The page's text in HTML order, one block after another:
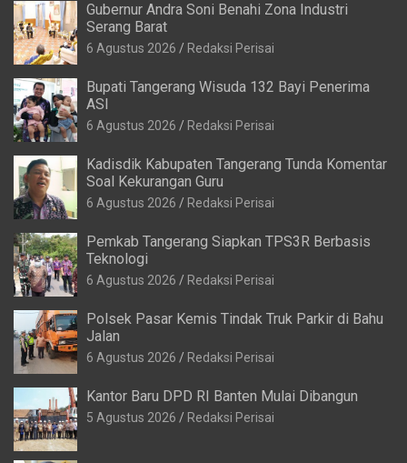
Gubernur Andra Soni Benahi Zona Industri
Serang Barat
6 Agustus 2026 Redaksi Perisai
Bupati Tangerang Wisuda 132 Bayi Penerima
ASI
6 Agustus 2026 Redaksi Perisai
Kadisdik Kabupaten Tangerang Tunda Komentar
Soal Kekurangan Guru
6 Agustus 2026 Redaksi Perisai
Pemkab Tangerang Siapkan TPS3R Berbasis
Teknologi
6 Agustus 2026 Redaksi Perisai
Polsek Pasar Kemis Tindak Truk Parkir di Bahu
Jalan
6 Agustus 2026 Redaksi Perisai
Kantor Baru DPD RI Banten Mulai Dibangun
5 Agustus 2026 Redaksi Perisai